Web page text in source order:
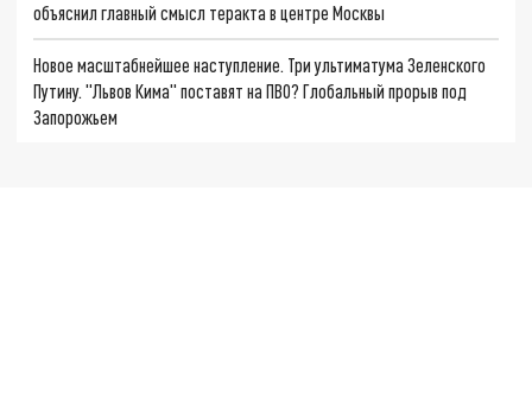
объяснил главный смысл теракта в центре Москвы
Новое масштабнейшее наступление. Три ультиматума Зеленского
Путину. "Львов Кима" поставят на ПВО? Глобальный прорыв под
Запорожьем